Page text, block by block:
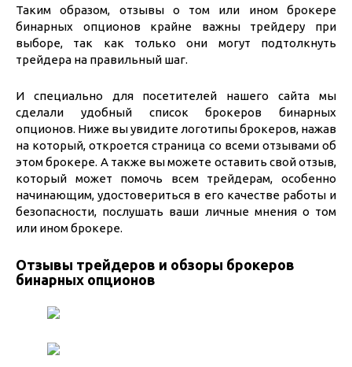
Таким образом, отзывы о том или ином брокере
бинарных опционов крайне важны трейдеру при
выборе, так как только они могут подтолкнуть
трейдера на правильный шаг.
И специально для посетителей нашего сайта мы
сделали удобный список брокеров бинарных
опционов. Ниже вы увидите логотипы брокеров, нажав
на который, откроется страница со всеми отзывами об
этом брокере. А также вы можете оставить свой отзыв,
который может помочь всем трейдерам, особенно
начинающим, удостовериться в его качестве работы и
безопасности, послушать ваши личные мнения о том
или ином брокере.
Отзывы трейдеров и обзоры брокеров
бинарных опционов